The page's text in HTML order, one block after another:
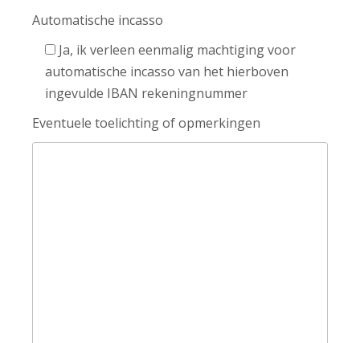
Automatische incasso
Ja, ik verleen eenmalig machtiging voor
automatische incasso van het hierboven
ingevulde IBAN rekeningnummer
Eventuele toelichting of opmerkingen